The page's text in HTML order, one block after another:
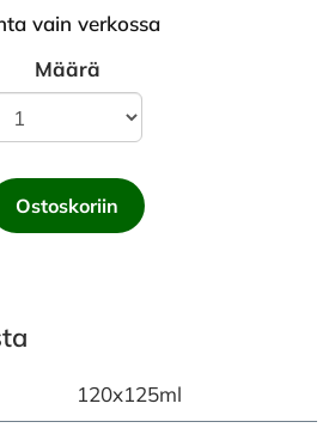
vain verkossa
Määrä
Ostoskoriin
120x125ml